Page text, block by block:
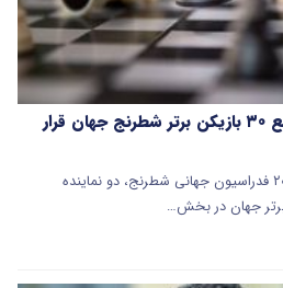
طباطبایی و مقصودلو در جمع ۳۰ بازیکن برتر شطرنج جهان قرار
در جدیدترین رده‌بندی ماه می ۲۰۲۶ فدراسیون جهانی شطرنج، دو نماینده